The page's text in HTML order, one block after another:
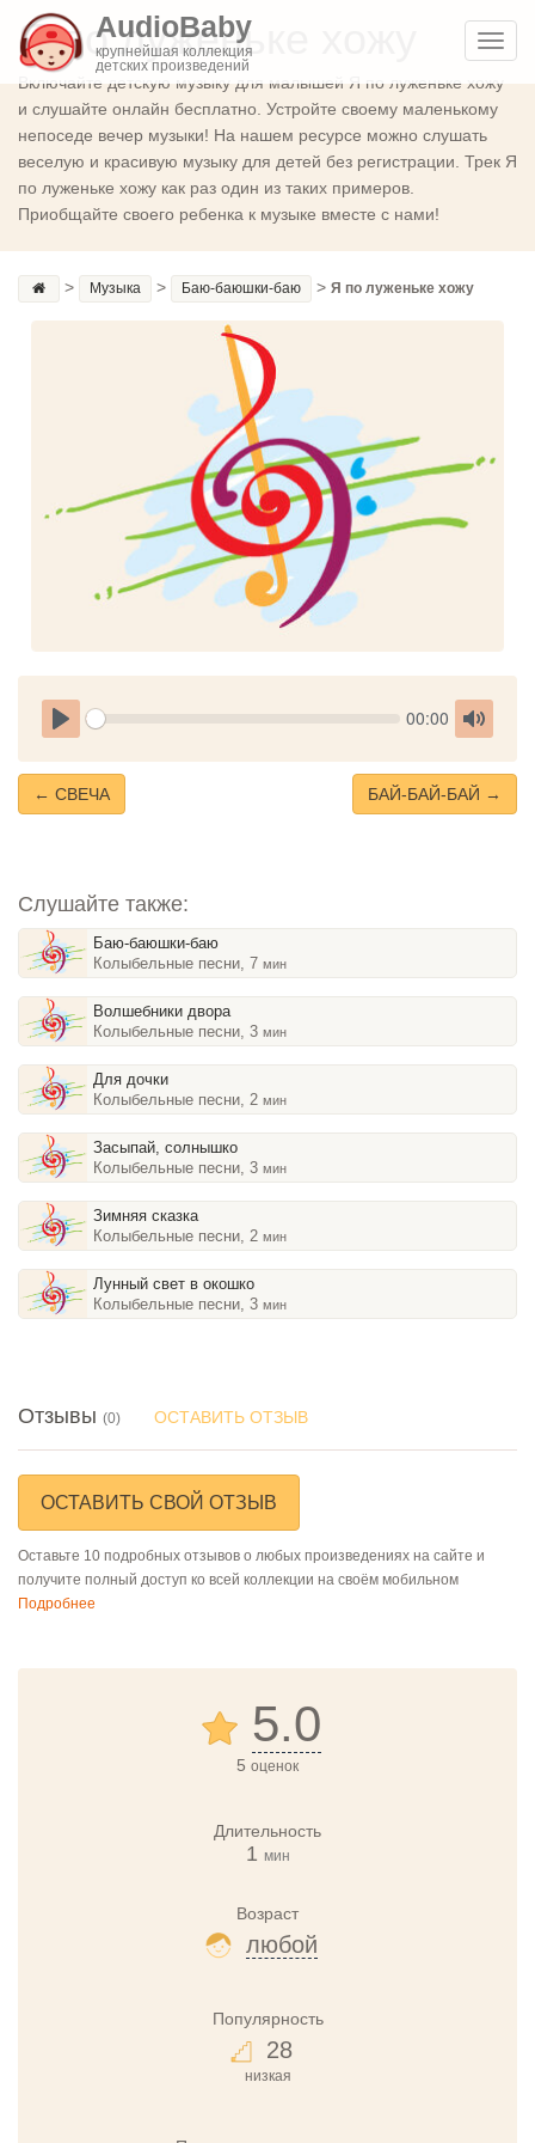
AudioBaby
крупнейшая коллекция
детских произведений
Я по луженьке хожу
Включайте детскую музыку для малышей Я по луженьке хожу
и слушайте онлайн бесплатно. Устройте своему маленькому
непоседе вечер музыки! На нашем ресурсе можно слушать
веселую и красивую музыку для детей без регистрации. Трек Я
по луженьке хожу как раз один из таких примеров.
Приобщайте своего ребенка к музыке вместе с нами!
> Музыка > Баю-баюшки-баю > Я по луженьке хожу
Play
Current
00:00
Toggle
← СВЕЧА БАЙ-БАЙ-БАЙ →
Слушайте также:
Баю-баюшки-баю
Колыбельные песни, 7мин
Волшебники двора
Колыбельные песни, 3мин
Для дочки
Колыбельные песни, 2мин
Засыпай, солнышко
Колыбельные песни, 3мин
Зимняя сказка
Колыбельные песни, 2мин
Лунный свет в окошко
Колыбельные песни, 3мин
Отзывы (0) ОСТАВИТЬ ОТЗЫВ
ОСТАВИТЬ СВОЙ ОТЗЫВ
Оставьте 10 подробных отзывов о любых произведениях на сайте и
получите полный доступ ко всей коллекции на своём мобильном
Подробнее
5.0
5 оценок
Длительность
1 мин
Возраст
любой
Популярность
28
низкая